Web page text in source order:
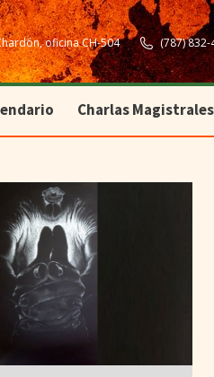
oficina CH-504 (787)
Charlas Magistrales
Charlas Magistrales